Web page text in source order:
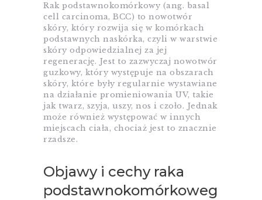
Rak podstawnokomórkowy (ang. basal
cell carcinoma, BCC) to nowotwór
skóry, który rozwija się w komórkach
podstawnych naskórka, czyli w warstwie
skóry odpowiedzialnej za jej
regenerację. Jest to zazwyczaj nowotwór
guzkowy, który występuje na obszarach
skóry, które były regularnie wystawiane
na działanie promieniowania UV, takie
jak twarz, szyja, uszy, nos i czoło. Jednak
może również występować w innych
miejscach ciała, chociaż jest to znacznie
rzadsze.
Objawy i cechy raka
podstawnokomórkoweg